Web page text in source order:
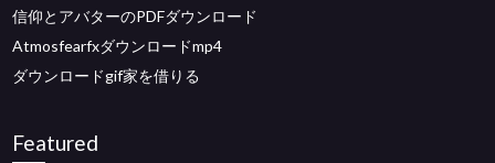
信仰とアバターのPDFダウンロード
Atmosfearfxダウンロードmp4
ダウンロードgif家を借りる
Featured